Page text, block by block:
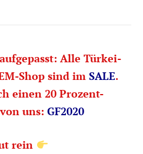
Alle Türkei-
Shop sind im SALE.
einen 20 Prozent-
uns: GF2020
rein